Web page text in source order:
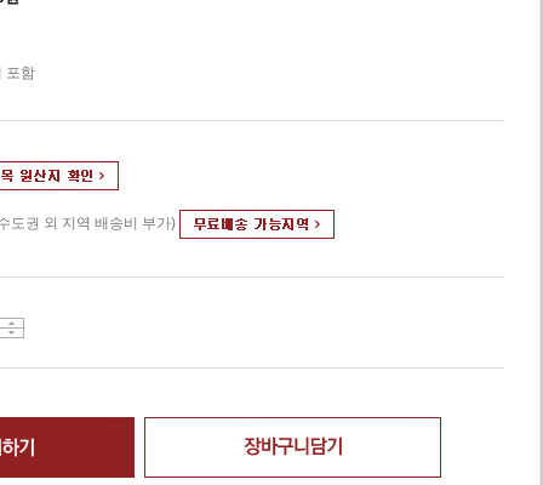
포함
도권 외 지역 배송비 부가)